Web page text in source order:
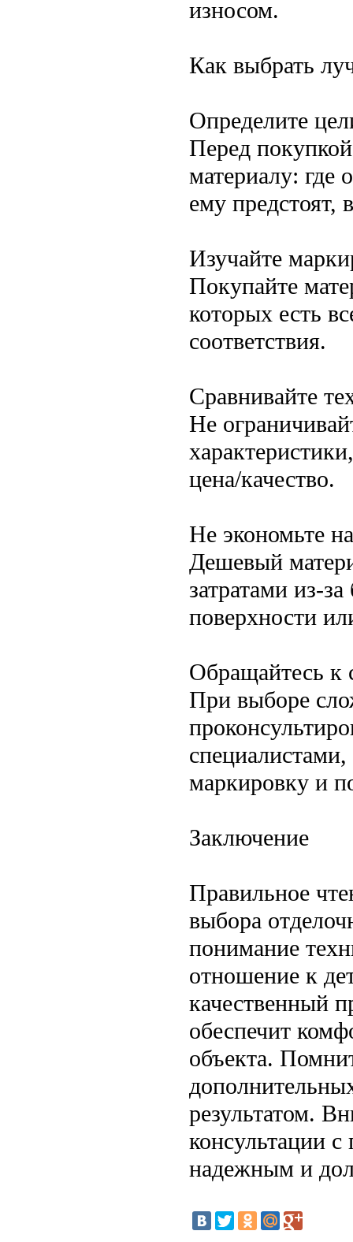
износом.
Как выбрать
Определите
Перед
материалу: где
ему предстоят,
Изучайте
Покупайте
которых есть
соответствия.
Сравнивайте
Не
цена/качество.
Не экономьте
Дешевый
затратами из-
поверхности
Обращайтесь к
При выборе
маркировку и
Заключение
Правильное
выбора
понимание
отношение к
качественный
обеспечит
объекта.
результатом.
консультации
надежным и